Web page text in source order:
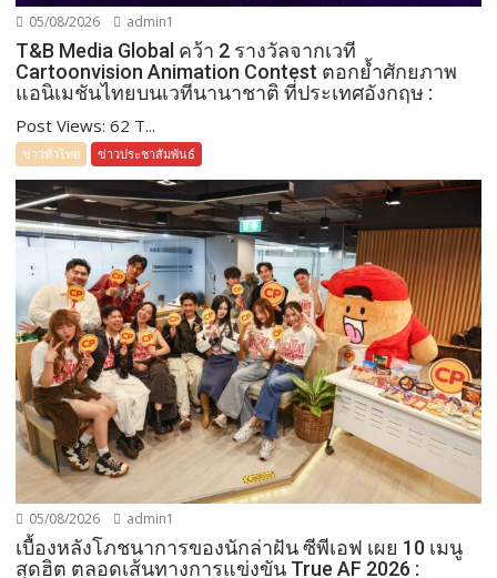
05/08/2026 admin1
T&B Media Global คว้า 2 รางวัลจากเวที
Cartoonvision Animation Contest ตอกย้ำศักยภาพ
แอนิเมชันไทยบนเวทีนานาชาติ ที่ประเทศอังกฤษ :
Post Views: 62 T...
ข่าวทั่วไทย ข่าวประชาสัมพันธ์
05/08/2026 admin1
เบื้องหลังโภชนาการของนักล่าฝัน ซีพีเอฟ เผย 10 เมนู
สุดฮิต ตลอดเส้นทางการแข่งขัน True AF 2026 :